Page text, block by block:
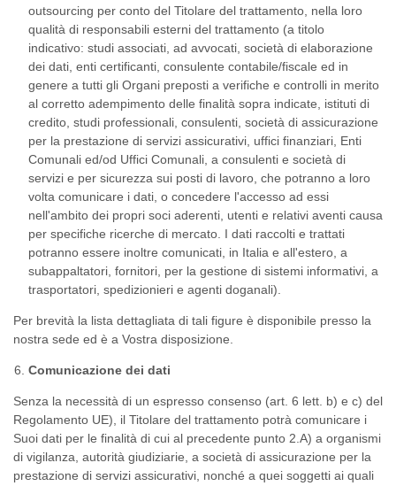
outsourcing per conto del Titolare del trattamento, nella loro
qualità di responsabili esterni del trattamento (a titolo
indicativo: studi associati, ad avvocati, società di elaborazione
dei dati, enti certificanti, consulente contabile/fiscale ed in
genere a tutti gli Organi preposti a verifiche e controlli in merito
al corretto adempimento delle finalità sopra indicate, istituti di
credito, studi professionali, consulenti, società di assicurazione
per la prestazione di servizi assicurativi, uffici finanziari, Enti
Comunali ed/od Uffici Comunali, a consulenti e società di
servizi e per sicurezza sui posti di lavoro, che potranno a loro
volta comunicare i dati, o concedere l'accesso ad essi
nell'ambito dei propri soci aderenti, utenti e relativi aventi causa
per specifiche ricerche di mercato. I dati raccolti e trattati
potranno essere inoltre comunicati, in Italia e all'estero, a
subappaltatori, fornitori, per la gestione di sistemi informativi, a
trasportatori, spedizionieri e agenti doganali).
Per brevità la lista dettagliata di tali figure è disponibile presso la
nostra sede ed è a Vostra disposizione.
Comunicazione dei dati
Senza la necessità di un espresso consenso (art. 6 lett. b) e c) del
Regolamento UE), il Titolare del trattamento potrà comunicare i
Suoi dati per le finalità di cui al precedente punto 2.A) a organismi
di vigilanza, autorità giudiziarie, a società di assicurazione per la
prestazione di servizi assicurativi, nonché a quei soggetti ai quali